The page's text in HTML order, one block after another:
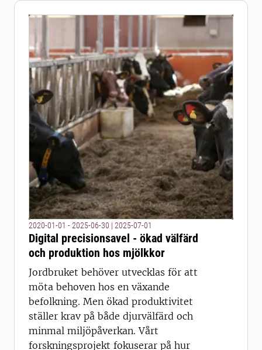
2020-01-01 - 2025-06-30 | 2025-07-01
Digital precisionsavel - ökad välfärd
och produktion hos mjölkkor
Jordbruket behöver utvecklas för att
möta behoven hos en växande
befolkning. Men ökad produktivitet
ställer krav på både djurvälfärd och
minmal miljöpåverkan. Vårt
forskningsprojekt fokuserar på hur